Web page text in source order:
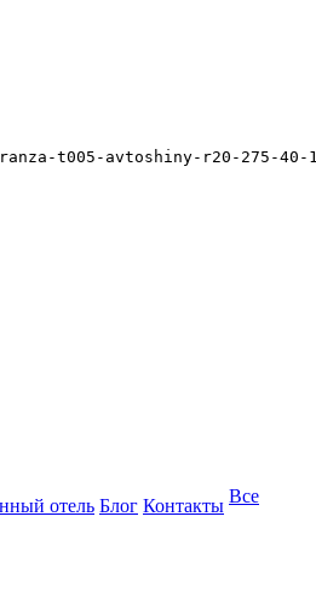
t005-avtoshiny-r20-275-
отель Блог Контакты Все